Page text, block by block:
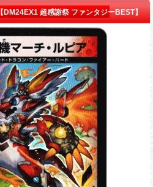
【DM24EX1 超感謝祭 ファンタジーBEST】